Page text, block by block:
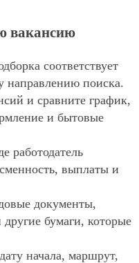
вакансию
соответствует
направлению поиска.
и сравните график,
и бытовые
работодатель
выплаты и
документы,
бумаги, которые
начала, маршрут,